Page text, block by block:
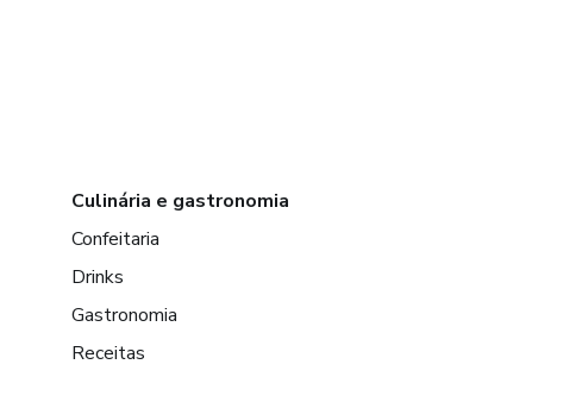
Culinária e gastronomia
Confeitaria
Drinks
Gastronomia
Receitas